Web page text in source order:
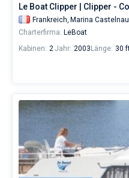
Le Boat Clipper | Clipper -
Frankreich, Marina
Charterfirma: LeBoat
Kabinen: 2Jahr: 2003 Länge: 30